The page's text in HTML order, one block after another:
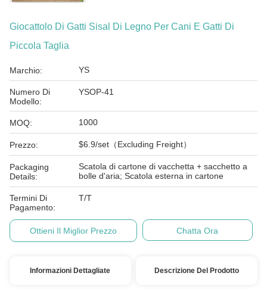
Giocattolo Di Gatti Sisal Di Legno Per Cani E Gatti Di
Piccola Taglia
Marchio: YS
Numero Di
Modello:
YSOP-41
MOQ: 1000
Prezzo: $6.9/set（Excluding Freight）
Packaging
Details:
Scatola di cartone di vacchetta + sacchetto a
bolle d'aria; Scatola esterna in cartone
Termini Di
Pagamento:
T/T
Ottieni Il Miglior Prezzo Chatta Ora
Informazioni Dettagliate Descrizione Del Prodotto